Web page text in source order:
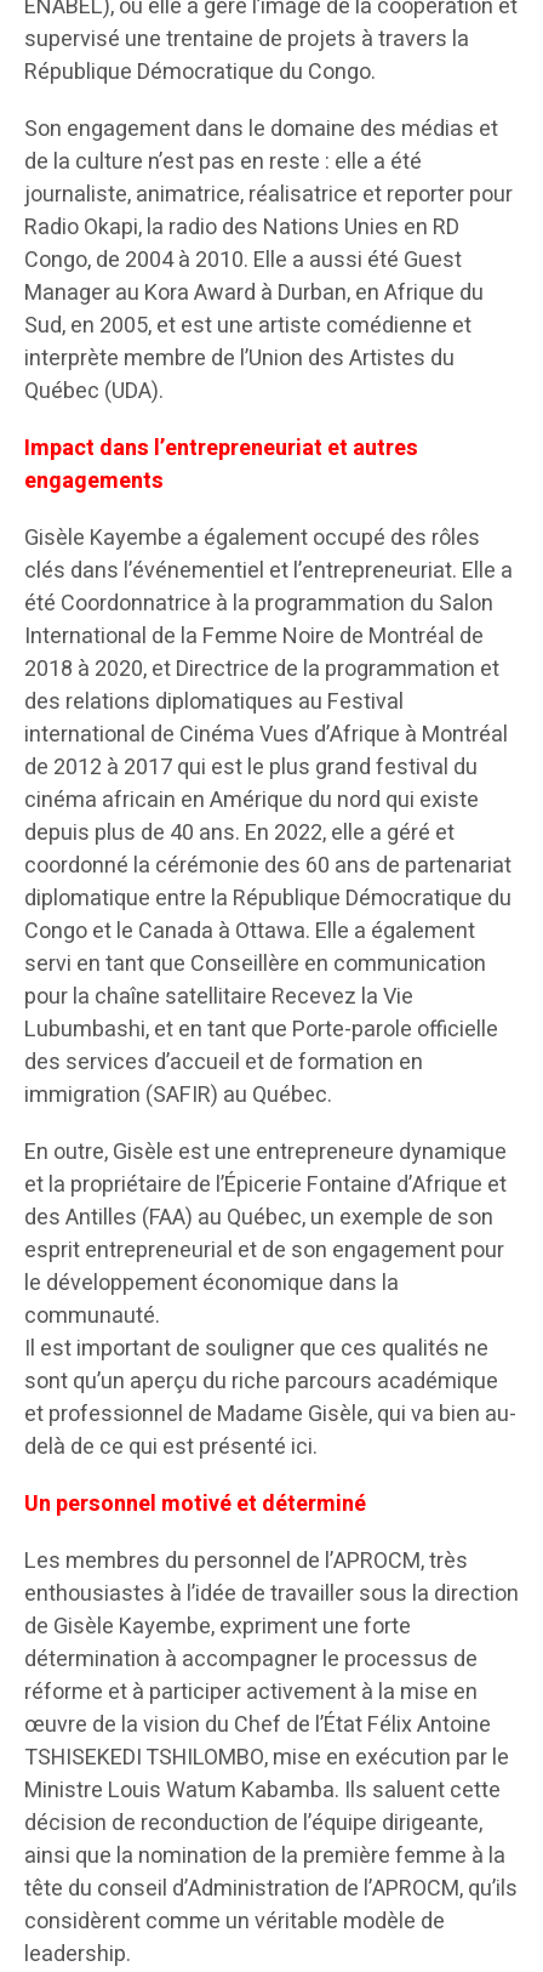
supervisé une trentaine de projets à travers la
République Démocratique du Congo.
Son engagement dans le domaine des médias et
de la culture n’est pas en reste : elle a été
journaliste, animatrice, réalisatrice et reporter pour
Radio Okapi, la radio des Nations Unies en RD
Congo, de 2004 à 2010. Elle a aussi été Guest
Manager au Kora Award à Durban, en Afrique du
Sud, en 2005, et est une artiste comédienne et
interprète membre de l’Union des Artistes du
Québec (UDA).
Impact dans l’entrepreneuriat et autres
engagements
Gisèle Kayembe a également occupé des rôles
clés dans l’événementiel et l’entrepreneuriat. Elle a
été Coordonnatrice à la programmation du Salon
International de la Femme Noire de Montréal de
2018 à 2020, et Directrice de la programmation et
des relations diplomatiques au Festival
international de Cinéma Vues d’Afrique à Montréal
de 2012 à 2017 qui est le plus grand festival du
cinéma africain en Amérique du nord qui existe
depuis plus de 40 ans. En 2022, elle a géré et
coordonné la cérémonie des 60 ans de partenariat
diplomatique entre la République Démocratique du
Congo et le Canada à Ottawa. Elle a également
servi en tant que Conseillère en communication
pour la chaîne satellitaire Recevez la Vie
Lubumbashi, et en tant que Porte-parole officielle
des services d’accueil et de formation en
immigration (SAFIR) au Québec.
En outre, Gisèle est une entrepreneure dynamique
et la propriétaire de l’Épicerie Fontaine d’Afrique et
des Antilles (FAA) au Québec, un exemple de son
esprit entrepreneurial et de son engagement pour
le développement économique dans la
communauté.
Il est important de souligner que ces qualités ne
sont qu’un aperçu du riche parcours académique
et professionnel de Madame Gisèle, qui va bien au-
delà de ce qui est présenté ici.
Un personnel motivé et déterminé
Les membres du personnel de l’APROCM, très
enthousiastes à l’idée de travailler sous la direction
de Gisèle Kayembe, expriment une forte
détermination à accompagner le processus de
réforme et à participer activement à la mise en
œuvre de la vision du Chef de l’État Félix Antoine
TSHISEKEDI TSHILOMBO, mise en exécution par le
Ministre Louis Watum Kabamba. Ils saluent cette
décision de reconduction de l’équipe dirigeante,
ainsi que la nomination de la première femme à la
tête du conseil d’Administration de l’APROCM, qu’ils
considèrent comme un véritable modèle de
leadership.